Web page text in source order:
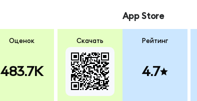
Оценок
483.7K
Скачать
App Store
Рейтинг
4.7